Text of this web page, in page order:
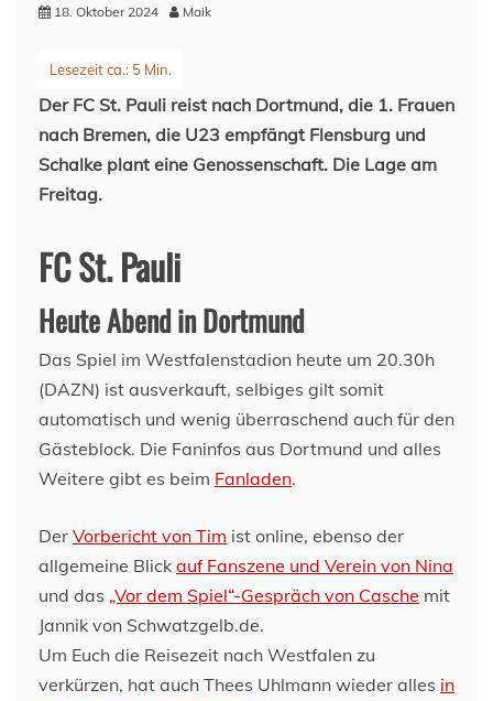
18. Oktober 2024 Maik
Der FC St. Pauli reist nach Dortmund, die 1. Frauen
nach Bremen, die U23 empfängt Flensburg und
Schalke plant eine Genossenschaft. Die Lage am
Freitag.
FC St. Pauli
Heute Abend in Dortmund
Das Spiel im Westfalenstadion heute um 20.30h
(DAZN) ist ausverkauft, selbiges gilt somit
automatisch und wenig überraschend auch für den
Gästeblock. Die Faninfos aus Dortmund und alles
Weitere gibt es beim Fanladen.
Der Vorbericht von Tim ist online, ebenso der
allgemeine Blick auf Fanszene und Verein von Nina
und das „Vor dem Spiel“-Gespräch von Casche mit
Jannik von Schwatzgelb.de.
Um Euch die Reisezeit nach Westfalen zu
verkürzen, hat auch Thees Uhlmann wieder alles in